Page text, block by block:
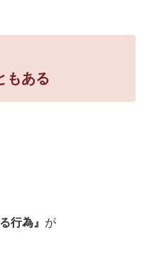
もある
行為』 が